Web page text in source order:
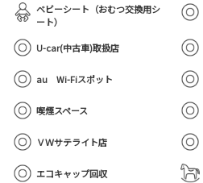
ベビーシート（おむつ交換用シ
ート）
U-car(中古車)取扱店
au Wi-Fiスポット
喫煙スペース
ＶＷサテライト店
エコキャップ回収